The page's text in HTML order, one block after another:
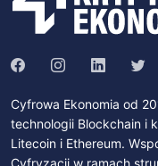
Cyfrowa Ekonomia od
technologii Blockchain i
Litecoin i Ethereum.
Cyfryzacji w ramach